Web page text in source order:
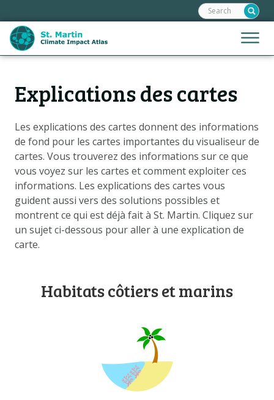
links
Jump
to
Jump
the
navigation
Jump
to
Menu
Frontend
search:
Explications des cartes
Les explications des cartes donnent des informations
de fond pour les cartes importantes du visualiseur de
cartes. Vous trouverez des informations sur ce que
vous voyez sur les cartes et comment exploiter ces
informations. Les explications des cartes vous
guident aussi vers des solutions possibles et
montrent ce qui est déjà fait à St. Martin. Cliquez sur
un sujet ci-dessous pour aller à une explication de
carte.
Habitats côtiers et marins
HoofdnavigatieACCUEIL
PRÉSENTATION DES CARTES
RECITS
SCÉNARIOS
IMPACTS
OPTIONS D'ADAPTATION
TÉLÉCHARGER LES DONNÉES
AUTRES ATLAS